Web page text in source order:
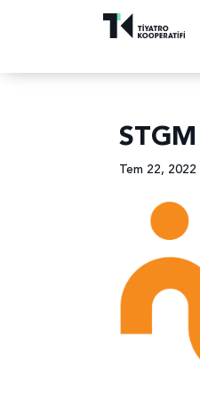
STGM
Tem 22, 2022